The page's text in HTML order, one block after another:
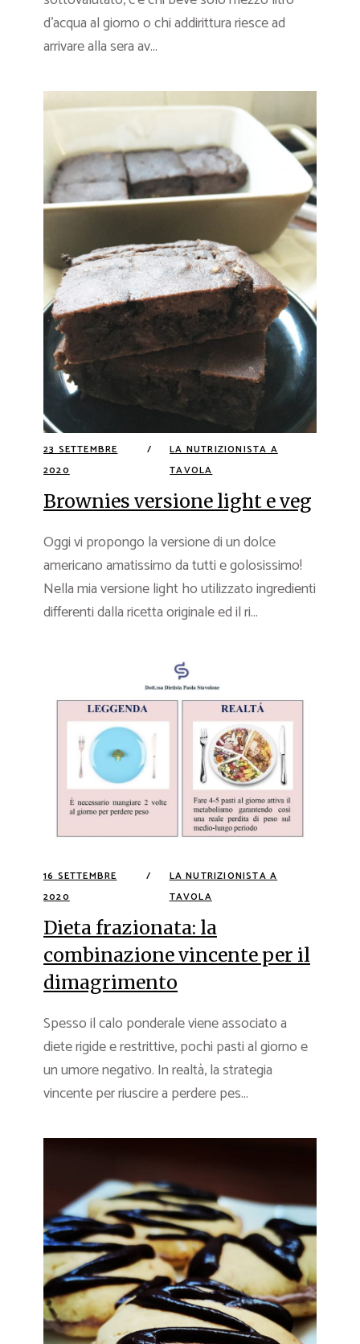
d’acqua al giorno o chi addirittura riesce ad
arrivare alla sera av...
23 SETTEMBRE
2020
LA NUTRIZIONISTA A
TAVOLA
Brownies versione light e veg
Oggi vi propongo la versione di un dolce
americano amatissimo da tutti e golosissimo!
Nella mia versione light ho utilizzato ingredienti
differenti dalla ricetta originale ed il ri...
16 SETTEMBRE
2020
LA NUTRIZIONISTA A
TAVOLA
Dieta frazionata: la
combinazione vincente per il
dimagrimento
Spesso il calo ponderale viene associato a
diete rigide e restrittive, pochi pasti al giorno e
un umore negativo. In realtà, la strategia
vincente per riuscire a perdere pes...